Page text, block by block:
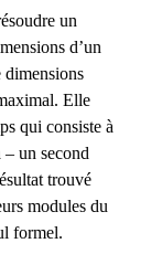
un
d’un
dimensions
Elle
qui consiste à
un second
trouvé
modules du
formel.